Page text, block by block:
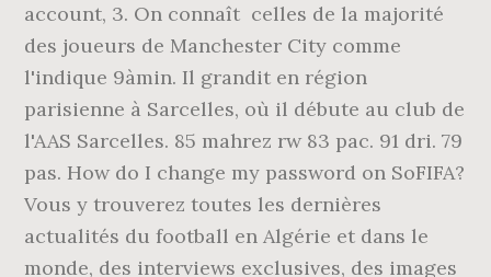
account, 3. On connaît celles de la majorité
des joueurs de Manchester City comme
l'indique 9àmin. Il grandit en région
parisienne à Sarcelles, où il débute au club de
l'AAS Sarcelles. 85 mahrez rw 83 pac. 91 dri. 79
pas. How do I change my password on SoFIFA?
Vous y trouverez toutes les dernières
actualités du football en Algérie et dans le
monde, des interviews exclusives, des images